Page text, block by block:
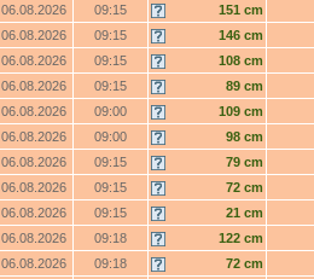
06.08.2026 09:15 151 cm
06.08.2026 09:15 146 cm
06.08.2026 09:15 108 cm
06.08.2026 09:15 89 cm
06.08.2026 09:00 109 cm
06.08.2026 09:00 98 cm
06.08.2026 09:15 79 cm
06.08.2026 09:15 72 cm
06.08.2026 09:15 21 cm
06.08.2026 09:18 122 cm
06.08.2026 09:18 72 cm